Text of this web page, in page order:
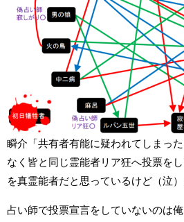
瞬介「共有者有能に疑われてしまっ
なく皆と同じ霊能者リア狂へ投票を
を真霊能者だと思っているけど（泣）
占い師で投票宣言をしていないのは